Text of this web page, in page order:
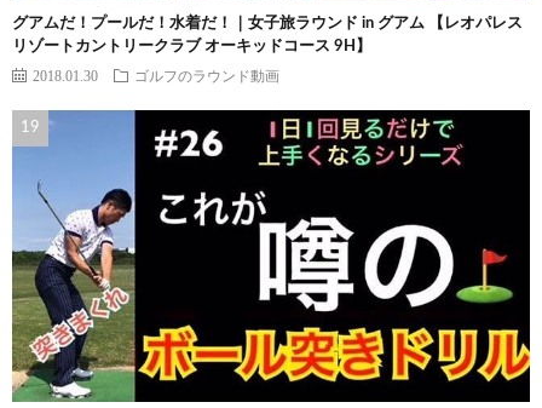
グアムだ！プールだ！水着だ！｜女子旅ラウンド in グアム 【レオパレス
リゾートカントリークラブ オーキッドコース 9H】
2018.01.30 ゴルフのラウンド動画